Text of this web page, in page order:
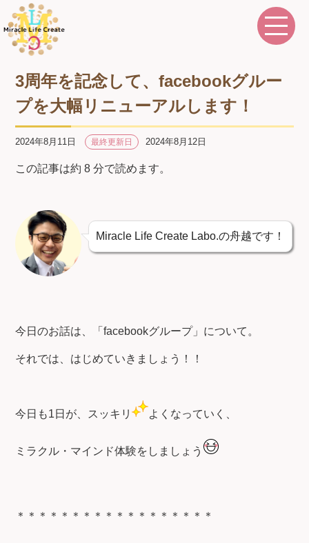
3周年を記念して、facebookグルー
プを大幅リニューアルします！
2024年8月11日 最終更新日 2024年8月12日
この記事は約 8 分で読めます。
Miracle Life Create Labo.の舟越です！
今日のお話は、「facebookグループ」について。
それでは、はじめていきましょう！！
今日も1日が、スッキリ よくなっていく、
ミラクル・マインド体験をしましょう
＊＊＊＊＊＊＊＊＊＊＊＊＊＊＊＊＊＊